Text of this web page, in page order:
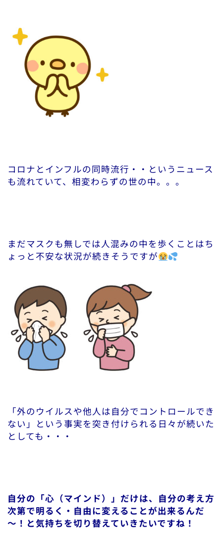
コロナとインフルの同時流行・・というニュース
も流れていて、相変わらずの世の中。。。
まだマスクも無しでは人混みの中を歩くことはち
ょっと不安な状況が続きそうですが
「外のウイルスや他人は自分でコントロールでき
ない」という事実を突き付けられる日々が続いた
としても・・・
自分の「心（マインド）」だけは、自分の考え方
次第で明るく・自由に変えることが出来るんだ
～！ と気持ちを切り替えていきたいですね！